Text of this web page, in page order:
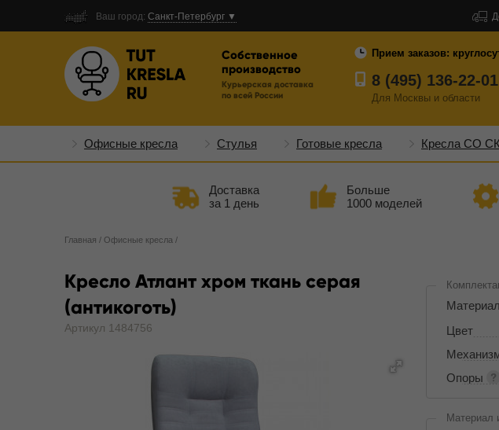
Ваш город: Санкт-Петербург ▼
Собственное
производство
Курьерская доставка
по всей России
Прием заказов:
8 (495) 136-22-01
Для Москвы и области
Офисные кресла Стулья Готовые кресла Кресла СО
Доставка
за 1 день
Больше
1000 моделей
Главная / Офисные кресла /
Кресло Атлант хром ткань серая
(антикоготь)
Артикул 1484756
Материал
Цвет
Опоры
Материал